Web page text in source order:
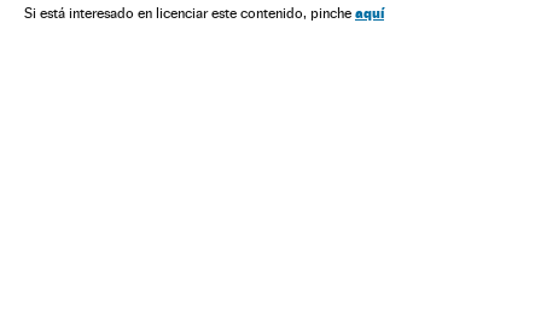
Oposição política Venezuela Parlamento
Si está interesado en licenciar este contenido, pinche aquí